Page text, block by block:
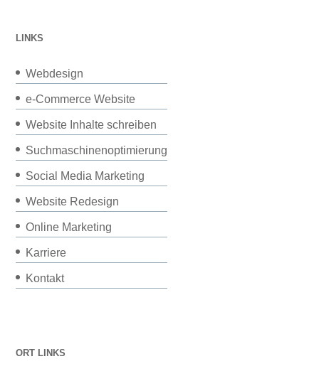
LINKS
Webdesign
e-Commerce Website
Website Inhalte schreiben
Suchmaschinenoptimierung
Social Media Marketing
Website Redesign
Online Marketing
Karriere
Kontakt
ORT LINKS